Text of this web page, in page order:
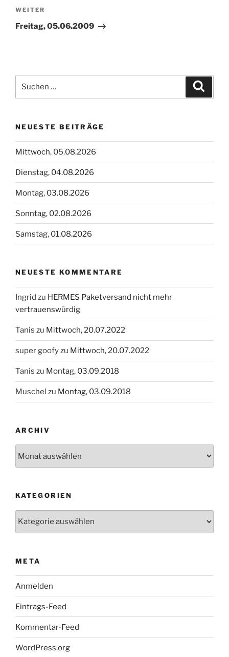
Nächster
Beitrag
WEITER
Freitag, 05.06.2009
nach:
NEUESTE BEITRÄGE
Mittwoch, 05.08.2026
Dienstag, 04.08.2026
Montag, 03.08.2026
Sonntag, 02.08.2026
Samstag, 01.08.2026
NEUESTE KOMMENTARE
Ingrid zu HERMES Paketversand nicht mehr
vertrauenswürdig
Tanis zu Mittwoch, 20.07.2022
super goofyzu Mittwoch, 20.07.2022
Tanis zu Montag, 03.09.2018
Muschel zu Montag, 03.09.2018
ARCHIV
KATEGORIEN
META
Anmelden
Eintrags-Feed
Kommentar-Feed
WordPress.org